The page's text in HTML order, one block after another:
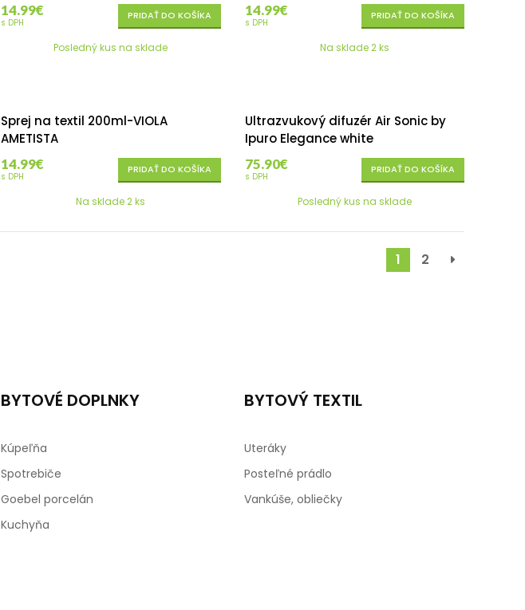
14.99€
s DPH
PRIDAŤ DO KOŠÍKA
Posledný kus na sklade
14.99€
s DPH
PRIDAŤ DO KOŠÍKA
Na sklade 2 ks
Sprej na textil 200ml-VIOLA
AMETISTA
14.99€
s DPH
PRIDAŤ DO KOŠÍKA
Na sklade 2 ks
Ultrazvukový difuzér Air Sonic by
Ipuro Elegance white
75.90€
s DPH
PRIDAŤ DO KOŠÍKA
Posledný kus na sklade
1 2
BYTOVÉ DOPLNKY
Kúpeľňa
Spotrebiče
Goebel porcelán
Kuchyňa
BYTOVÝ TEXTIL
Uteráky
Posteľné prádlo
Vankúše, obliečky